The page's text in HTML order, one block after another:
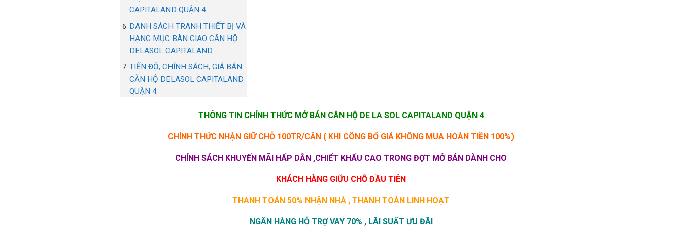
CAPITALAND QUẬN 4
DANH SÁCH TRANH THIẾT BỊ VÀ
HẠNG MỤC BÀN GIAO CĂN HỘ
DELASOL CAPITALAND
TIẾN ĐỘ, CHÍNH SÁCH, GIÁ BÁN
CĂN HỘ DELASOL CAPITALAND
QUẬN 4
THÔNG TIN CHÍNH THỨC MỞ BÁN CĂN HỘ DE LA SOL CAPITALAND QUẬN 4
CHÍNH THỨC NHẬN GIỮ CHỖ 100TR/CĂN ( KHI CÔNG BỐ GIÁ KHÔNG MUA HOÀN TIỀN 100%)
CHÍNH SÁCH KHUYẾN MÃI HẤP DẪN ,CHIẾT KHẤU CAO TRONG ĐỢT MỞ BÁN DÀNH CHO
KHÁCH HÀNG GIỮU CHỖ ĐẦU TIÊN
THANH TOÁN 50% NHẬN NHÀ , THANH TOÁN LINH HOẠT
NGÂN HÀNG HỖ TRỢ VAY 70% , LÃI SUẤT ƯU ĐÃI